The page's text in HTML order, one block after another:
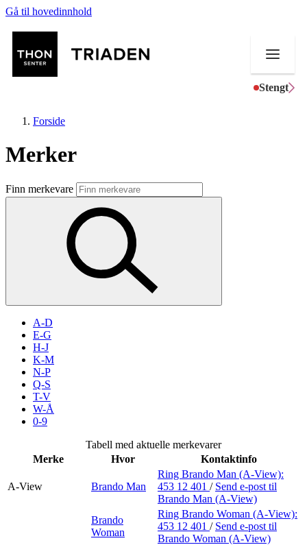
Gå til hovedinnhold
Stengt
Butikker
Mat og drikke
Aktiviteter
Inspirasjon
Søk
Praktisk informasjon
Ledige stillinger
Forside
Merker
Finn merkevare
A-D
E-G
H-J
K-M
N-P
Q-S
T-V
W-Å
0-9
Tabell med aktuelle merkevarer
Merke
Hvor Kontaktinfo
A-View Brando Man
Ring Brando Man (A-View):
453 12 401 / Send e-post til
Brando Man (A-View)
Brando
Woman
Ring Brando Woman (A-View):
453 12 401 / Send e-post til
Brando Woman (A-View)